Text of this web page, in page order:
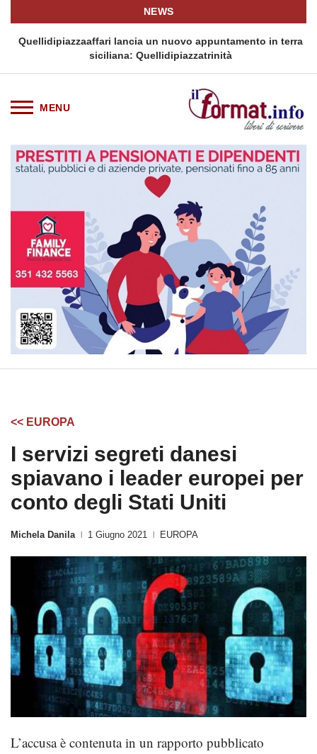
NEWS
Quellidipiazzaaffari lancia un nuovo appuntamento in terra
siciliana: Quellidipiazzatrinità
<< EUROPA
I servizi segreti danesi
spiavano i leader europei per
conto degli Stati Uniti
Michela Danila 1 Giugno 2021 EUROPA
L’accusa è contenuta in un rapporto pubblicato